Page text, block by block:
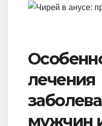
лечения
мужчин